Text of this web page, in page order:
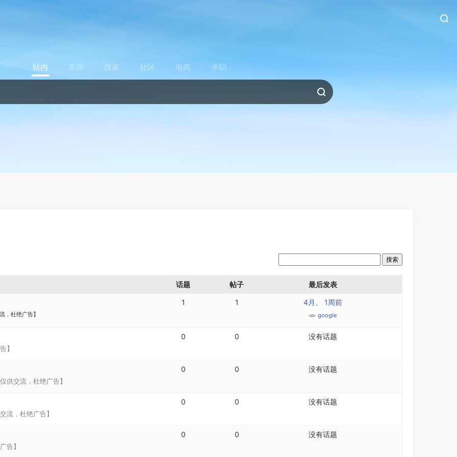
站内 常用 搜索 社区 电商 求职
话题 帖子 最后发表
，杜绝广告】
1 1 4月、 1周前
google
】
0 0 没有话题
供交流，杜绝广告】
0 0 没有话题
流，杜绝广告】
0 0 没有话题
告】
0 0 没有话题